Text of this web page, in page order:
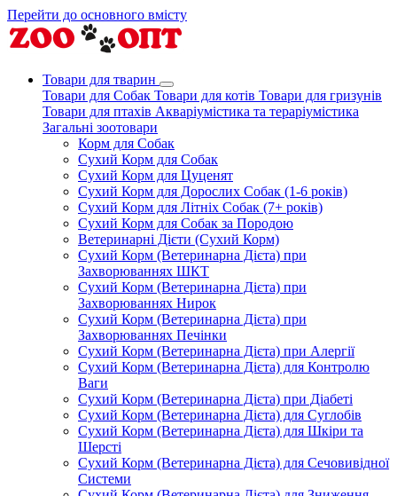
Перейти до основного вмісту
Товари для тварин
Товари для Собак Товари для котів Товари для гризунів
Товари для птахів Акваріумістика та тераріумістика
Загальні зоотовари
Корм для Собак
Сухий Корм для Собак
Сухий Корм для Цуценят
Сухий Корм для Дорослих Собак (1-6 років)
Сухий Корм для Літніх Собак (7+ років)
Сухий Корм для Собак за Породою
Ветеринарні Дієти (Сухий Корм)
Сухий Корм (Ветеринарна Дієта) при
Захворюваннях ШКТ
Сухий Корм (Ветеринарна Дієта) при
Захворюваннях Нирок
Сухий Корм (Ветеринарна Дієта) при
Захворюваннях Печінки
Сухий Корм (Ветеринарна Дієта) при Алергії
Сухий Корм (Ветеринарна Дієта) для Контролю
Ваги
Сухий Корм (Ветеринарна Дієта) при Діабеті
Сухий Корм (Ветеринарна Дієта) для Суглобів
Сухий Корм (Ветеринарна Дієта) для Шкіри та
Шерсті
Сухий Корм (Ветеринарна Дієта) для Сечовивідної
Системи